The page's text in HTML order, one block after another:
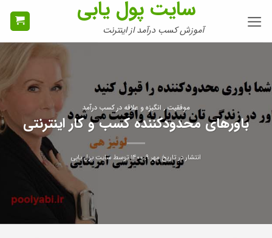
سایت پول یابی
آموزش کسب درآمد از اینترنت
موفقیت , انگیزه و علاقه در کسب درآمد
باورهای محدودکننده کسب و کار اینترنتی
انتشار در تاریخمهر ۹, ۱۴۰۰ توسط سایت پول یابی